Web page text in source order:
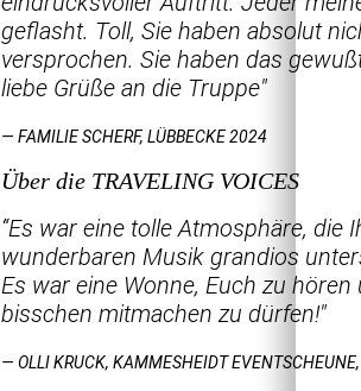
geflasht. Toll, Sie haben absolut
versprochen. Sie haben das
liebe Grüße an die Truppe"
— FAMILIE SCHERF, LÜBBECKE 2024
Über die TRAVELING VOICES
“Es war eine tolle Atmosphäre, die
wunderbaren Musik grandios
Es war eine Wonne, Euch zu
bisschen mitmachen zu dürfen!"
— OLLI KRUCK, KAMMESHEIDT